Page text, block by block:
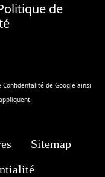
de
Confidentalité de Google ainsi
Sitemap